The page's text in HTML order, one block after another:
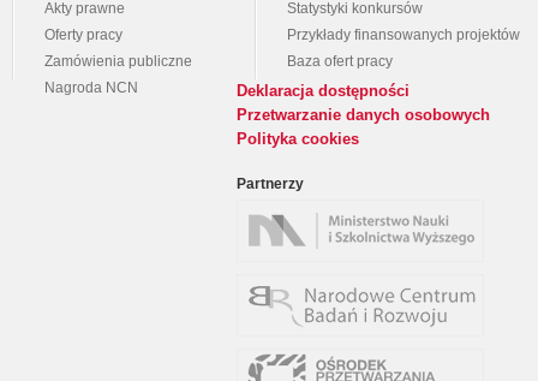
Akty prawne
Oferty pracy
Zamówienia publiczne
Nagroda NCN
Statystyki konkursów
Przykłady finansowanych projektów
Baza ofert pracy
Deklaracja dostępności
Przetwarzanie danych osobowych
Polityka cookies
Partnerzy